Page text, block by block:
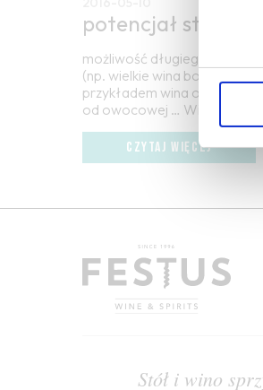
potencjał starzenia
możliwość długiego
(np. wielkie wina bordoskie,
przykładem wina o niskim
od owocowej … Więcej
CZYTAJ WIĘCEJ
Stół i wino